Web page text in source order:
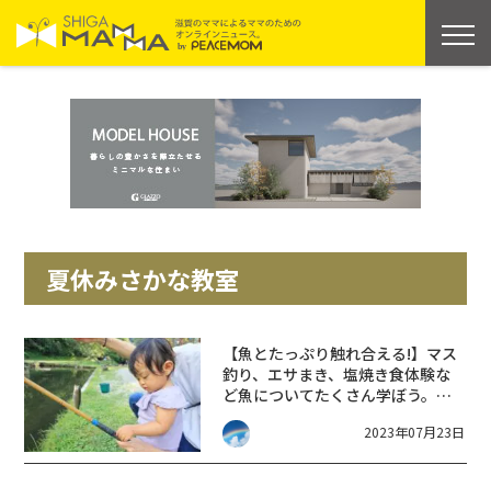
夏休みさかな教室
【魚とたっぷり触れ合える!】マス
釣り、エサまき、塩焼き食体験な
ど魚についてたくさん学ぼう。
【夏休みさかな教室】が【醒井養
鱒場】で開催されます。2023年07月23日